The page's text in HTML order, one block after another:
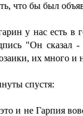
что бы был
у нас есть в
"Он сказал
их много и
спустя:
и не Гарпия